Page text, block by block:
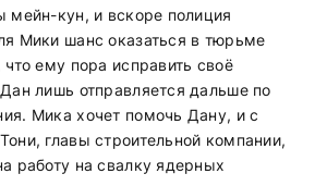
мейн-кун, и вскоре полиция
Мики шанс оказаться в тюрьме
что ему пора исправить своё
лишь отправляется дальше по
Мика хочет помочь Дану, и с
главы строительной компании,
работу на свалку ядерных